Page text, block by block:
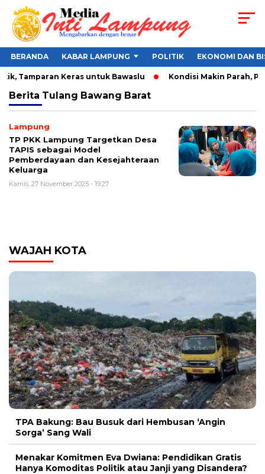
BERANDA KABAR LAMPUNG POLITIK EKONOMI DAN
Tamparan Keras untuk Bawaslu Kondisi Makin Parah,
Berita Tulang Bawang Barat
Lampung
TP PKK Lampung Targetkan Desa
TAPIS sebagai Model
Pemberdayaan dan Kesejahteraan
Keluarga
Kamis, 27 November 2025 - 19:27
WAJAH KOTA
TPA Bakung: Bau Busuk dari Hembusan ‘Angin
Sorga’ Sang Wali
Menakar Komitmen Eva Dwiana: Pendidikan Gratis
Hanya Komoditas Politik atau Janji yang Disandera?